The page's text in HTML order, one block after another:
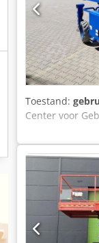
Toestand:
Center voor